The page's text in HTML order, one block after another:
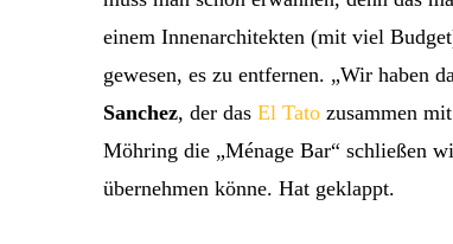
einem Innenarchitekten (mit viel
gewesen, es zu entfernen. „Wir haben
Sanchez, der das El Tato zusammen
Möhring die „Ménage Bar“ schließen
übernehmen könne. Hat geklappt.